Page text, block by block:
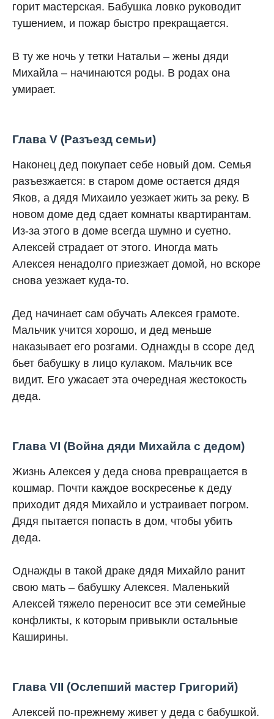
горит мастерская. Бабушка ловко руководит
тушением, и пожар быстро прекращается.
В ту же ночь у тетки Натальи – жены дяди
Михайла – начинаются роды. В родах она
умирает.
Глава V (Разъезд семьи)
Наконец дед покупает себе новый дом. Семья
разъезжается: в старом доме остается дядя
Яков, а дядя Михаило уезжает жить за реку. В
новом доме дед сдает комнаты квартирантам.
Из-за этого в доме всегда шумно и суетно.
Алексей страдает от этого. Иногда мать
Алексея ненадолго приезжает домой, но вскоре
снова уезжает куда-то.
Дед начинает сам обучать Алексея грамоте.
Мальчик учится хорошо, и дед меньше
наказывает его розгами. Однажды в ссоре дед
бьет бабушку в лицо кулаком. Мальчик все
видит. Его ужасает эта очередная жестокость
деда.
Глава VI (Война дяди Михайла с дедом)
Жизнь Алексея у деда снова превращается в
кошмар. Почти каждое воскресенье к деду
приходит дядя Михайло и устраивает погром.
Дядя пытается попасть в дом, чтобы убить
деда.
Однажды в такой драке дядя Михайло ранит
свою мать – бабушку Алексея. Маленький
Алексей тяжело переносит все эти семейные
конфликты, к которым привыкли остальные
Каширины.
Глава VII (Ослепший мастер Григорий)
Алексей по-прежнему живет у деда с бабушкой.